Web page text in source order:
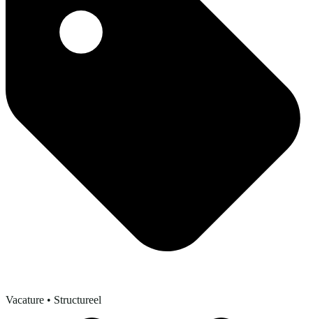
Vacature • Structureel